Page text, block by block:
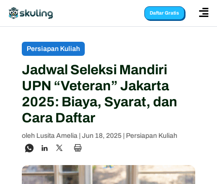
Daftar Gratis 
Persiapan Kuliah
Jadwal Seleksi Mandiri
UPN “Veteran” Jakarta
2025: Biaya, Syarat, dan
Cara Daftar
oleh Lusita Amelia| Jun 18, 2025| Persiapan Kuliah